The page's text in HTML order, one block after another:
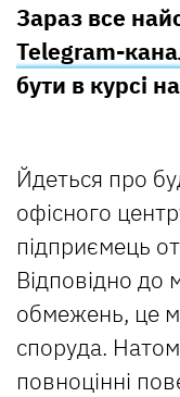
Зараз все
Telegram-
бути в курсі
Йдеться про
офісного
підприємець
Відповідно до
обмежень, це
споруда.
повноцінні